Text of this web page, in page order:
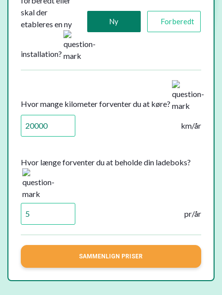
skal der
etableres en ny
installation?
Ny Forberedt
Hvor mange kilometer forventer du at køre?
km/år
Hvor længe forventer du at beholde din ladeboks?
pr/år
SAMMENLIGN PRISER